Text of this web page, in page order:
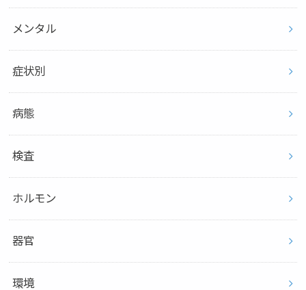
メンタル
症状別
病態
検査
ホルモン
器官
環境